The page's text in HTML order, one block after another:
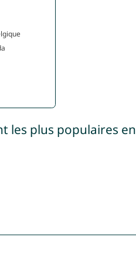
les plus populaires en